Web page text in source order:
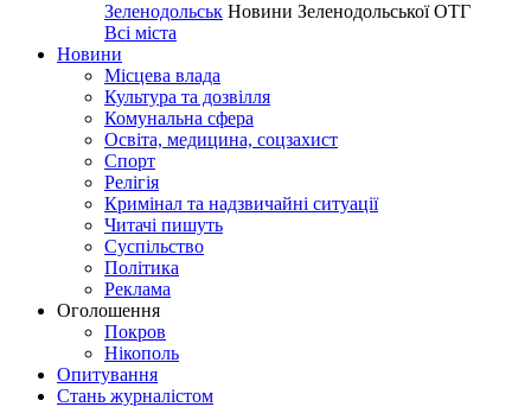
Зеленодольськ Новини Зеленодольської ОТГ
Всі міста
Новини
Місцева влада
Культура та дозвілля
Комунальна сфера
Освіта, медицина, соцзахист
Спорт
Релігія
Кримінал та надзвичайні ситуації
Читачі пишуть
Суспільство
Політика
Реклама
Оголошення
Покров
Нікополь
Опитування
Стань журналістом